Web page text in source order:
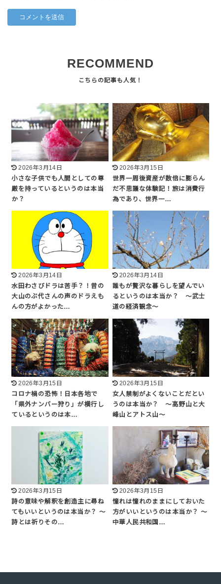
RECOMMEND
2026年3月14日
小さな子供でも人間としての尊
厳を持っているというのは本当
か？
2026年3月15日
世界一周後資産が数倍に膨らん
だ不思議な体験記！旅は消費行
為であり、世界一…
2026年3月14日
水田わさびドラは苦手？！昔の
大山のぶ代さんの声のドラえも
んの方がよかった…
2026年3月14日
誰もが贅沢な暮らしを望んでい
るというのは本当か？ 〜武士
道の経済観念〜
2026年3月15日
コロナ禍の恐怖！日本各地で
「県外ナンバー狩り」が横行し
ているというのは本…
2026年3月15日
女人禁制がよくないことだとい
うのは本当か？ 〜高野山と大
峰山とアトス山〜
2026年3月15日
詩の意味や解釈を創造主に尋ね
てもいいというのは本当か？ 〜
詩とは祈りその…
2026年3月15日
憧れは憧れのままにしておいた
方がいいというのは本当か？ 〜
中華人民共和国…